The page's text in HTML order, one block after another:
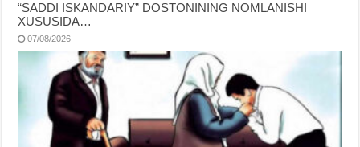
“SADDI ISKANDARIY” DOSTONINING NOMLANISHI
XUSUSIDA…
07/08/2026